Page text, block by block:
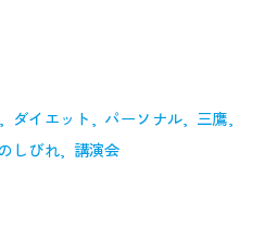
ダイエット パーソナル
三鷹
しびれ 講演会